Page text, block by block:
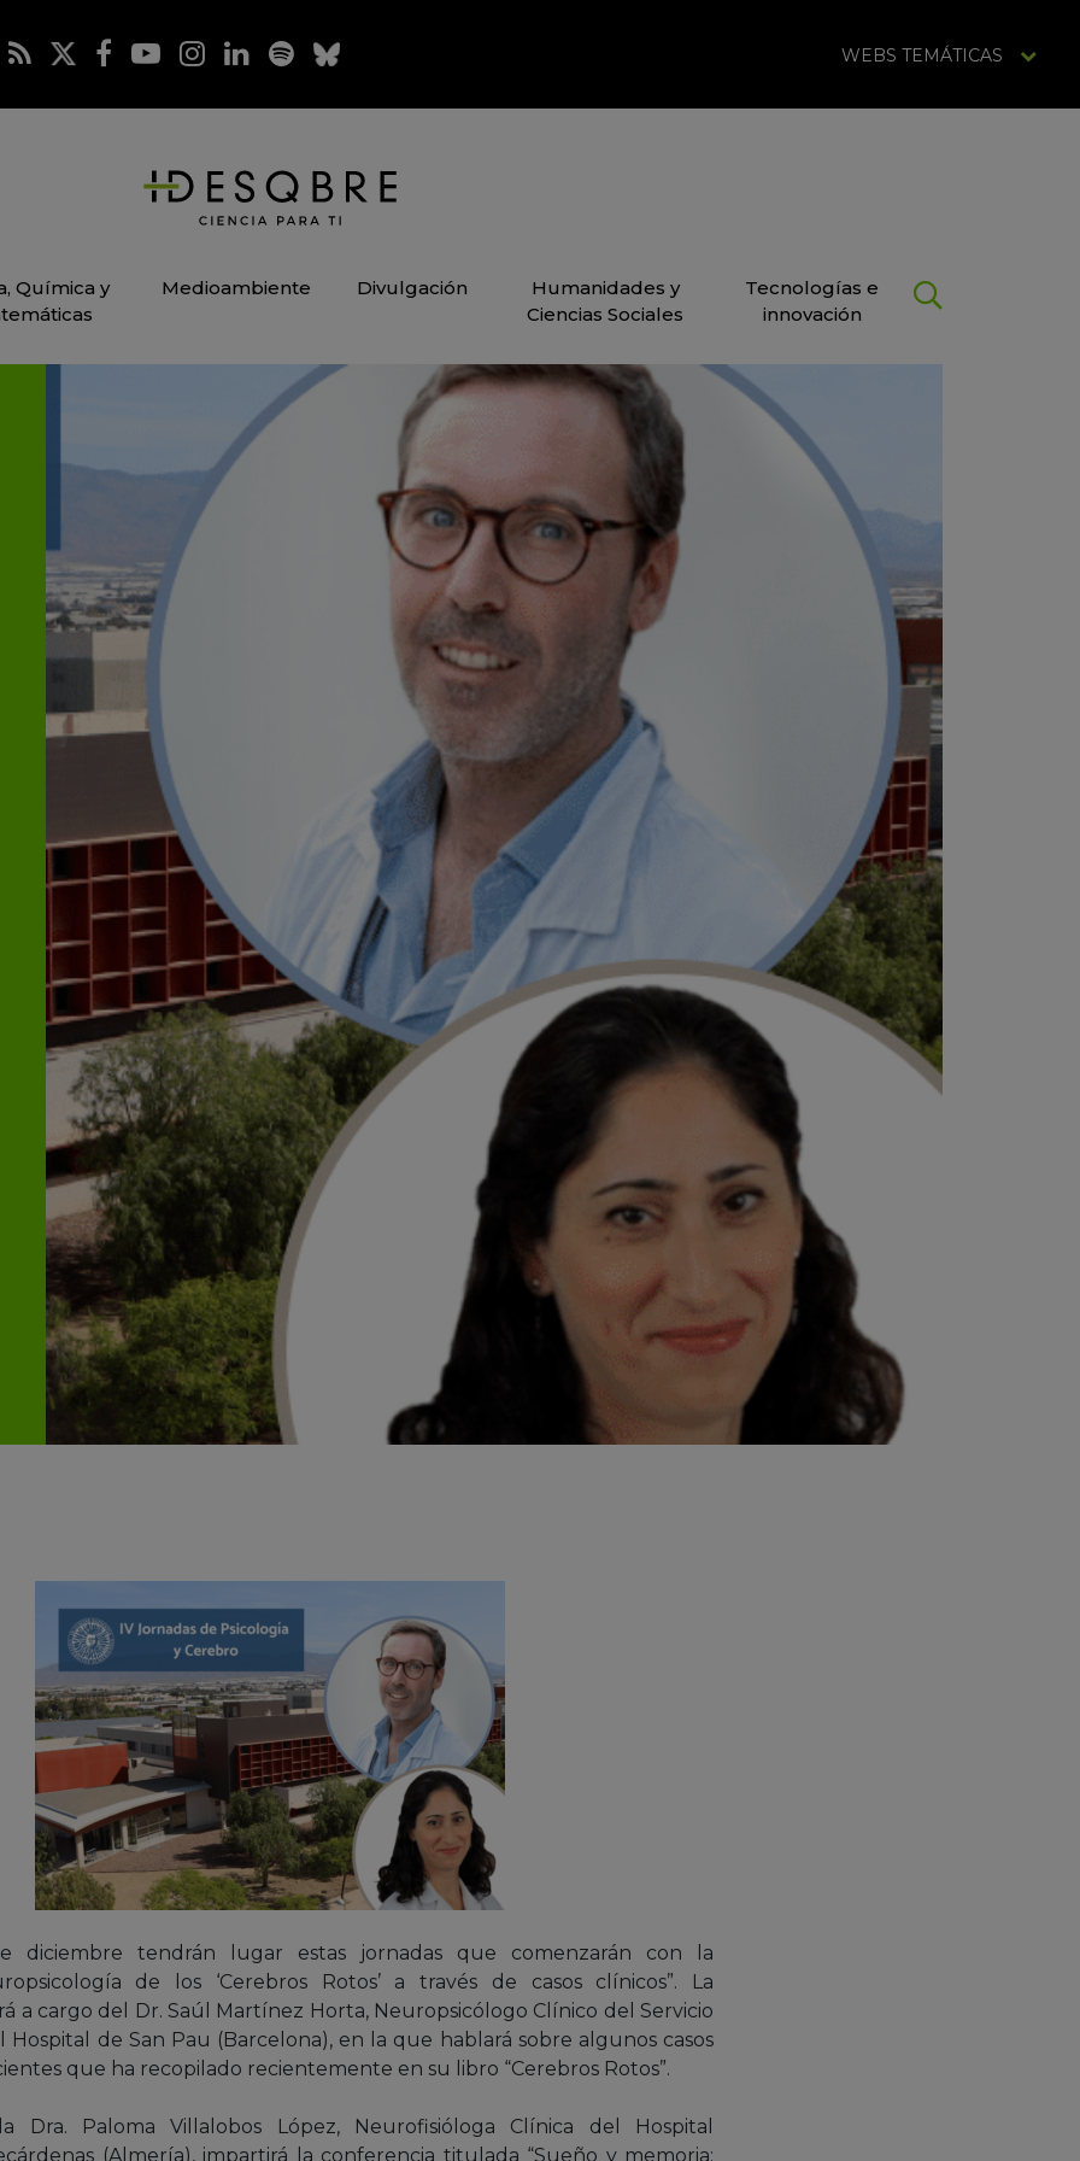
WEBS TEMÁTICAS
Química y
Medioambiente Divulgación
Humanidades y
Ciencias Sociales
Tecnologías e
innovación
diciembre tendrán lugar estas jornadas que comenzarán con la
de los ‘Cerebros Rotos’ a través de casos clínicos”. La
a cargo del Dr. Saúl Martínez Horta, Neuropsicólogo Clínico del Servicio
de San Pau (Barcelona), en la que hablará sobre algunos casos
que ha recopilado recientemente en su libro “Cerebros Rotos”.
Dra. Paloma Villalobos López, Neurofisióloga Clínica del Hospital
(Almería), impartirá la conferencia titulada “Sueño y memoria: